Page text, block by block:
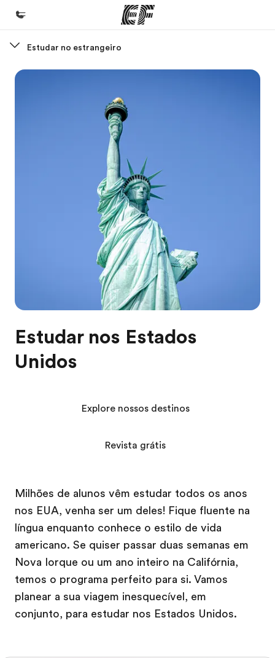
Bem-vindo à EF
Saiba tudo que oferecemos
Estudar no estrangeiro
Estudar nos Estados
Unidos
Milhões de alunos vêm estudar todos os anos
nos EUA, venha ser um deles! Fique fluente na
língua enquanto conhece o estilo de vida
americano. Se quiser passar duas semanas em
Nova Iorque ou um ano inteiro na Califórnia,
temos o programa perfeito para si. Vamos
planear a sua viagem inesquecível, em
conjunto, para estudar nos Estados Unidos.
Explore nossos destinos
Revista grátis